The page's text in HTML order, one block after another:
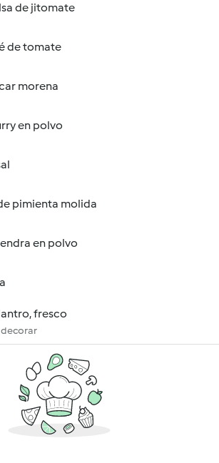
de jitomate
de tomate
morena
en polvo
pimienta molida
en polvo
fresco